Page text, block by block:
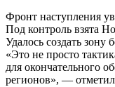
Фронт наступления
Под контроль взята
Удалось создать зону
«Это не просто
для окончательного
регионов», —